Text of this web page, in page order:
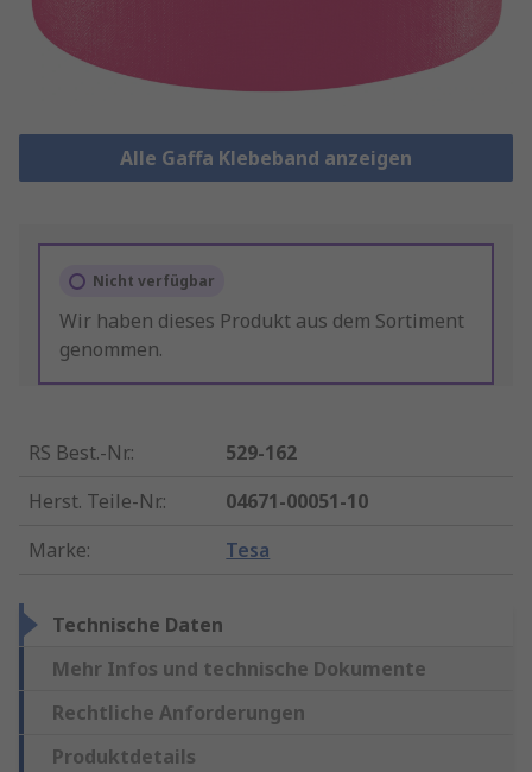
Alle Gaffa Klebeband anzeigen
Nicht verfügbar
Wir haben dieses Produkt aus dem Sortiment
genommen.
RS Best.-Nr.:
529-162
Herst. Teile-Nr.:
04671-00051-10
Marke: Tesa
Technische Daten
Mehr Infos und technische Dokumente
Rechtliche Anforderungen
Produktdetails